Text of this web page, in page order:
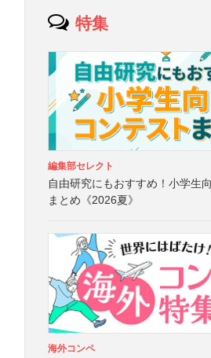
特集
編集部セレクト
自由研究にもおすすめ！小学生
まとめ《2026夏》
海外コンペ